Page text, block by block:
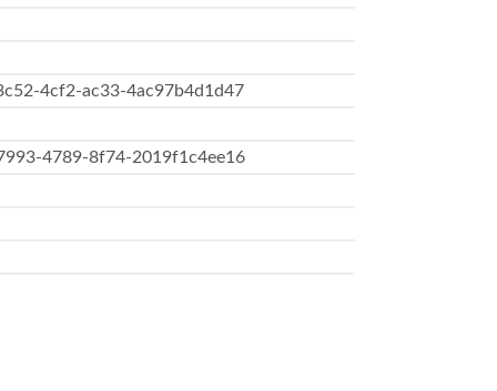
4cf2-ac33-4ac97b4d1d47
4789-8f74-2019f1c4ee16